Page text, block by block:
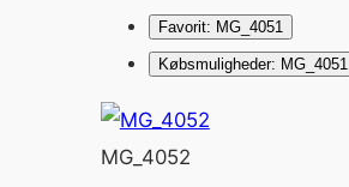
Favorit: MG_4051
Købsmuligheder: MG_4051
MG_4052